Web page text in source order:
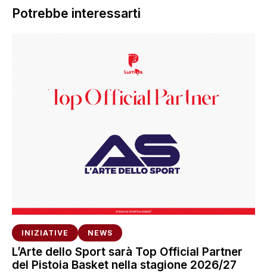
Potrebbe interessarti
INIZIATIVE NEWS
L’Arte dello Sport sarà Top Official Partner
del Pistoia Basket nella stagione 2026/27